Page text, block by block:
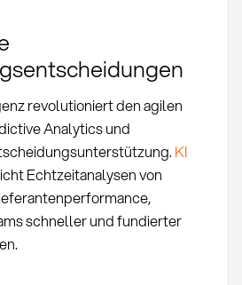
revolutioniert den agilen
Analytics und
KI
Echtzeitanalysen von
schneller und fundierter